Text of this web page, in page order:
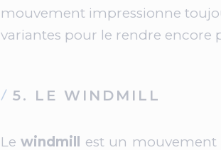
mouvement impressionne
variantes pour le rendre encore
5. LE WINDMILL
Le windmill est un mouvement